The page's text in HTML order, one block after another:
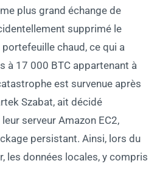
plus grand échange de
supprimé le
chaud, ce qui a
à 17 000 BTC appartenant à
est survenue après
Szabat, ait décidé
serveur Amazon EC2,
persistant. Ainsi, lors du
les données locales, y compris